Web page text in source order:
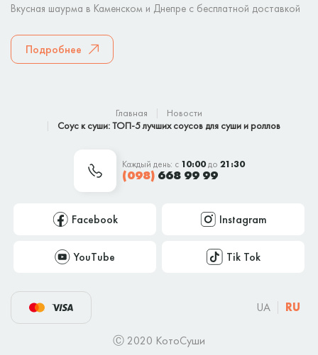
Вкусная шаурма в Каменском и Днепре с бесплатной доставкой
Подробнее
Главная
Новости
Соус к суши: ТОП-5 лучших соусов для суши и роллов
Каждый день: с 10:00до 21:30
(098)668 99 99
Facebook Instagram
YouTube Tik Tok
UA RU
Ⓒ 2020 КотоСуши